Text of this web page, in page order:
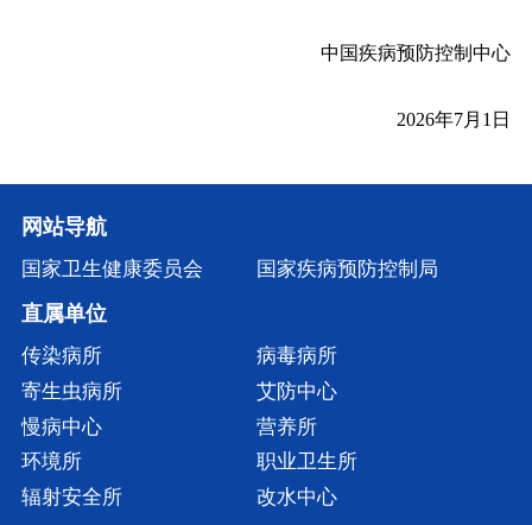
中国疾病预防控制中心
2026年7月 1 日
网站导航
国家卫生健康委员会 国家疾病预防控制局
直属单位
传染病所
病毒病所
寄生虫病所
艾防中心
慢病中心
营养所
环境所
职业卫生所
辐射安全所
改水中心